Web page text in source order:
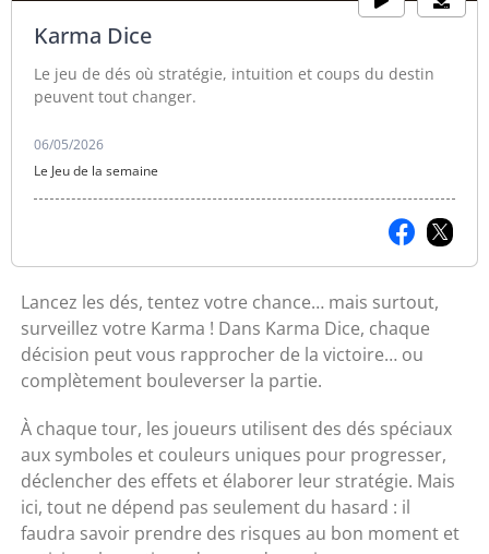
Karma Dice
Le jeu de dés où stratégie, intuition et coups du destin
peuvent tout changer.
06/05/2026
Le Jeu de la semaine
Lancez les dés, tentez votre chance… mais surtout,
surveillez votre Karma ! Dans Karma Dice, chaque
décision peut vous rapprocher de la victoire… ou
complètement bouleverser la partie.
À chaque tour, les joueurs utilisent des dés spéciaux
aux symboles et couleurs uniques pour progresser,
déclencher des effets et élaborer leur stratégie. Mais
ici, tout ne dépend pas seulement du hasard : il
faudra savoir prendre des risques au bon moment et